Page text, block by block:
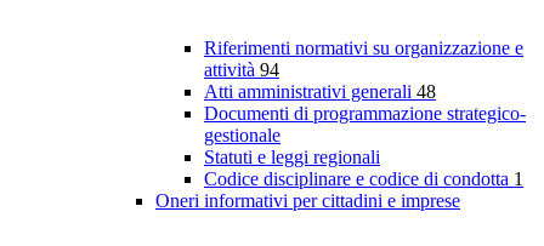
Riferimenti normativi su organizzazione e
attività 94
Atti amministrativi generali 48
Documenti di programmazione strategico-
gestionale
Statuti e leggi regionali
Codice disciplinare e codice di condotta 1
Oneri informativi per cittadini e imprese